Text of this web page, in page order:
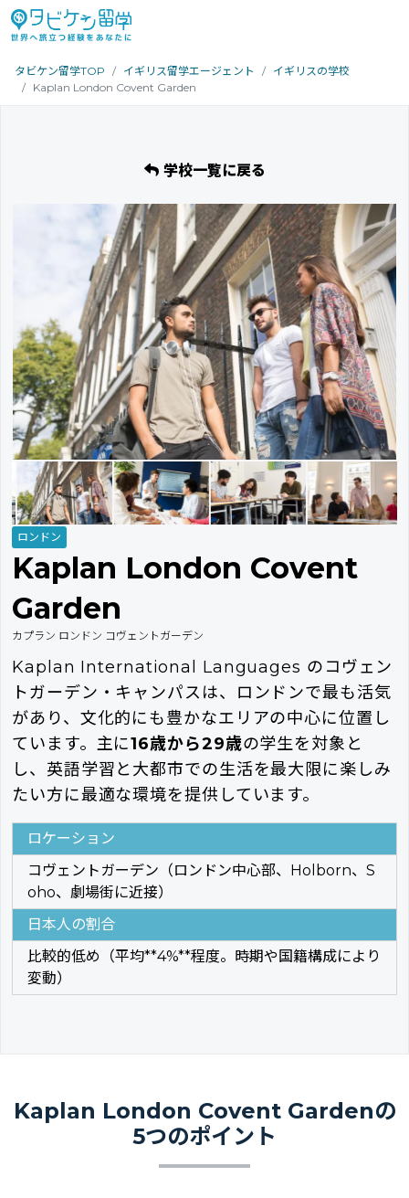
タビケン留学TOP イギリス留学エージェント
イギリスの学校
Kaplan London Covent Garden
学校一覧に戻る
ロンドン
Kaplan London Covent
Garden
カプラン ロンドン コヴェントガーデン
Kaplan International Languages のコヴェン
トガーデン・キャンパスは、ロンドンで最も活気
があり、文化的にも豊かなエリアの中心に位置し
ています。主に16歳から29歳の学生を対象と
し、英語学習と大都市での生活を最大限に楽しみ
たい方に最適な環境を提供しています。
ロケーション
コヴェントガーデン（ロンドン中心部、Holborn、S
oho、劇場街に近接）
日本人の割合
比較的低め（平均**4%**程度。時期や国籍構成により
変動）
Kaplan London Covent Gardenの
5つのポイント